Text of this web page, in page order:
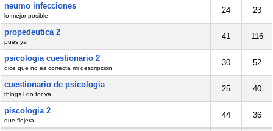
neumo infecciones
lo mejor posible
24 23
propedeutica 2
pues ya
41 116
psicologia cuestionario 2
dice que no es correcta mi descripcion
30 52
cuestionario de psicologia
things i do for ya
25 40
piscologia 2
que flojera
44 36